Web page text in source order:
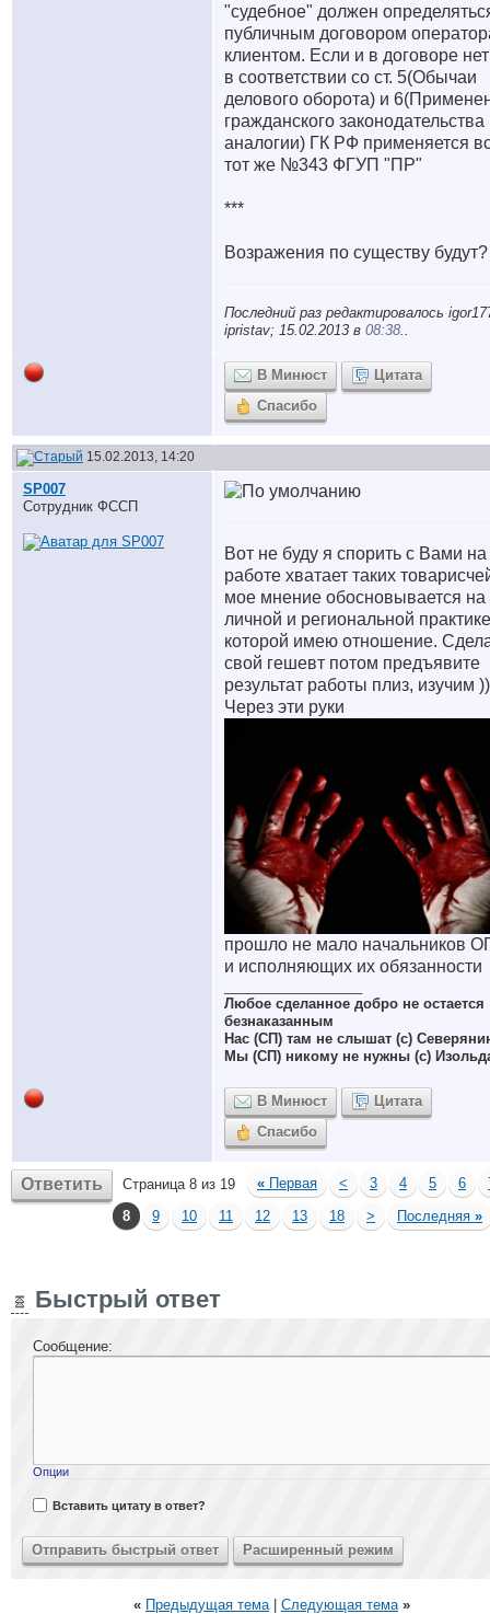
"судебное" должен
публичным договором
клиентом. Если и в договоре
в соответствии со ст. 5(Обычаи
делового оборота) и
гражданского законодательства
аналогии) ГК РФ применяется
тот же №343 ФГУП "ПР"
***
Возражения по существу будут?
Последний раз редактировалось
ipristav; 15.02.2013 в 08:38..
В Минюст
Цитата
Спасибо
15.02.2013, 14:20
SP007
Сотрудник ФССП
Вот не буду я спорить с Вами на
работе хватает таких
мое мнение обосновывается на
личной и региональной
которой имею отношение.
свой гешевт потом предъявите
результат работы плиз, изучим
Через эти руки
прошло не мало начальников
и исполняющих их обязанности
Любое сделанное добро не остается
безнаказанным
Нас (СП) там не слышат (с)
Мы (СП) никому не нужны (с)
В Минюст
Цитата
Спасибо
Ответить Страница 8 из 19 « Первая < 3 4 5 6
8
9 10 11 12 13 18 > Последняя »
Быстрый ответ
Сообщение:
Опции
Вставить цитату в ответ?
« Предыдущая тема| Следующая тема »